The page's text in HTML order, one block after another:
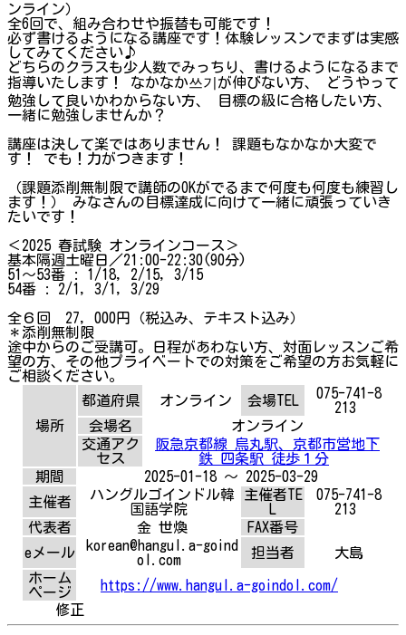
ンライン）
全6回で、組み合わせや振替も可能です！
必ず書けるようになる講座です！体験レッスンでまずは実感
してみてください♪
どちらのクラスも少人数でみっちり、書けるようになるまで
指導いたします！ なかなか쓰기が伸びない方、 どうやって
勉強して良いかわからない方、 目標の級に合格したい方、
一緒に勉強しませんか？
講座は決して楽ではありません！ 課題もなかなか大変で
す！ でも！力がつきます！
（課題添削無制限で講師のOKがでるまで何度も何度も練習し
ます！） みなさんの目標達成に向けて一緒に頑張っていき
たいです！
＜2025 春試験 オンラインコース＞
基本隔週土曜日／21:00-22:30(90分)
51～53番 : 1/18, 2/15, 3/15
54番 : 2/1, 3/1, 3/29
全６回 27, 000円（税込み、テキスト込み）
＊添削無制限
途中からのご受講可。日程があわない方、対面レッスンご希
望の方、その他プライベートでの対策をご希望の方お気軽に
ご相談ください。
場所
都道府県 オンライン 会場TEL
075-741-8
213
会場名
オンライン
交通アク
セス
阪急京都線 烏丸駅、京都市営地下
鉄 四条駅 徒歩１分
期間
2025-01-18 ～ 2025-03-29
主催者
ハングルゴインドル韓
国語学院
主催者TE
075-741-8
213
代表者
金 世煥
FAX番号
eメール
korean@hangul.a-goind
ol.com
担当者
大島
ホーム
ページ
https://www.hangul.a-goindol.com/
修正